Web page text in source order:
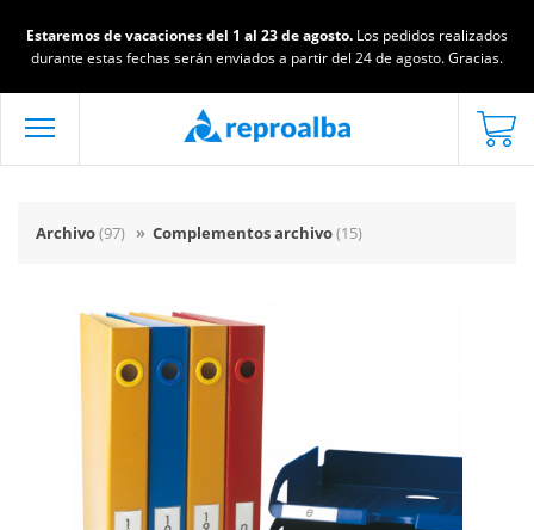
Estaremos de vacaciones del 1 al 23 de agosto. Los pedidos realizados
durante estas fechas serán enviados a partir del 24 de agosto. Gracias.
Archivo(97) » Complementos archivo(15)